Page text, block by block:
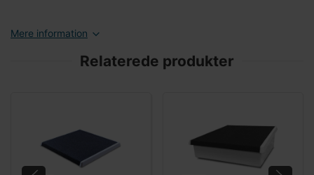
Mere information
Relaterede produkter